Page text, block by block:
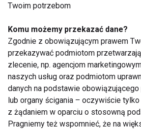
Gwiazda
Twoim potrzebom
Komu możemy przekazać dane?
Zgodnie z obowiązującym prawem
przekazywać podmiotom
zlecenie, np. agencjom
naszych usług oraz podmiotom
danych na podstawie obowiązującego
lub organy ścigania – oczywiście
z żądaniem w oparciu o stosowną
Pragniemy też wspomnieć, że na